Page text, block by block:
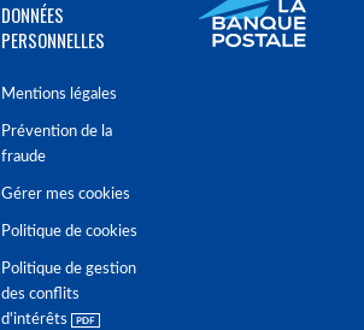
DONNÉES
PERSONNELLES
Mentions légales
Prévention de la
fraude
Gérer mes cookies
Politique de cookies
Politique de gestion
des conflits
d'intérêts